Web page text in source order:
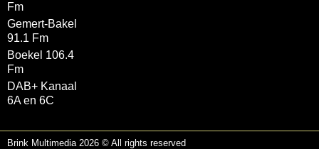
Fm
Gemert-Bakel
91.1 Fm
Boekel 106.4
Fm
DAB+ Kanaal
6A en 6C
Brink Multimedia 2026 © All rights reserved